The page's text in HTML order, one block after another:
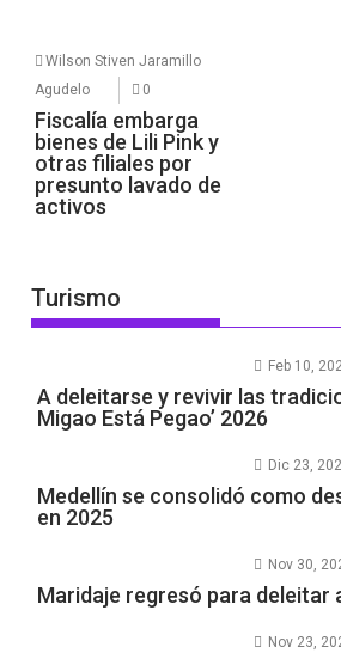
Wilson Stiven Jaramillo
Agudelo
0
Fiscalía embarga
bienes de Lili Pink y
otras filiales por
presunto lavado de
activos
Turismo
Feb 10,
A deleitarse y revivir las
Migao Está Pegao’ 2026
Dic 23,
Medellín se consolidó como
en 2025
Nov 30,
Maridaje regresó para deleitar
Nov 23,